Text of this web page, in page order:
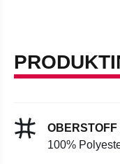
OBERSTOFF
100%